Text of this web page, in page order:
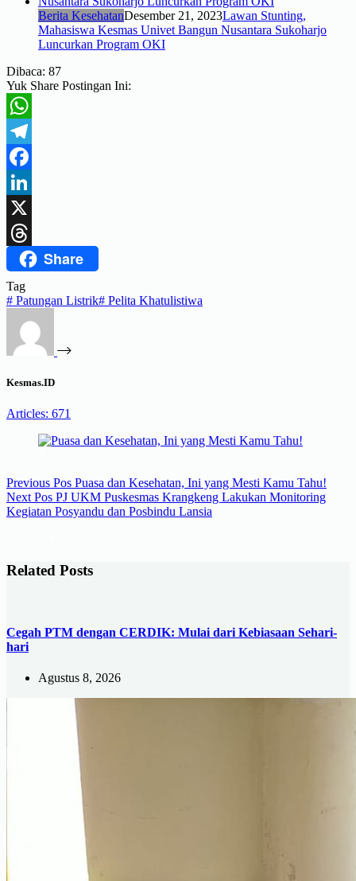
Berita KesehatanDesember 21, 2023Lawan Stunting,
Mahasiswa Kesmas Univet Bangun Nusantara Sukoharjo
Luncurkan Program OKI
Dibaca: 87
Yuk Share Postingan Ini:
WhatsApp
Telegram
Facebook
LinkedIn
X
ThreadsShare
Tag
# Patungan Listrik# Pelita Khatulistiwa
Kesmas.ID
Articles: 671
Previous Pos Puasa dan Kesehatan, Ini yang Mesti Kamu Tahu!
Next Pos PJ UKM Puskesmas Krangkeng Lakukan Monitoring
Kegiatan Posyandu dan Posbindu Lansia
Related Posts
Cegah PTM dengan CERDIK: Mulai dari Kebiasaan Sehari-
hari
Agustus 8, 2026